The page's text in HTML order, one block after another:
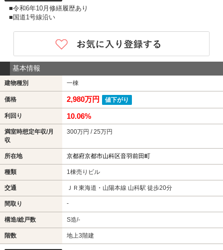
■令和6年10月修繕履歴あり
■国道1号線沿い
基本情報
建物種別 一棟
価格 2,980万円 値下がり
利回り 10.06%
満室時想定年収/月
収
300万円 / 25万円
所在地 京都府京都市山科区音羽前田町
種類 1棟売りビル
交通 ＪＲ東海道・山陽本線 山科駅 徒歩20分
間取り -
構造/総戸数 S造/-
階数 地上3階建